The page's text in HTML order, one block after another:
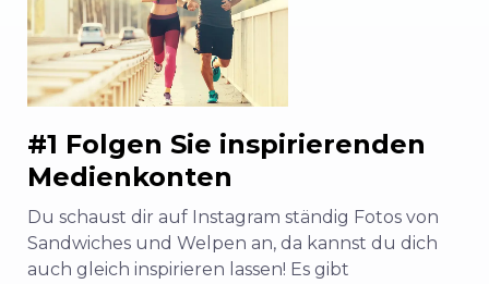
#1 Folgen Sie inspirierenden
Medienkonten
Du schaust dir auf Instagram ständig Fotos von
Sandwiches und Welpen an, da kannst du dich
auch gleich inspirieren lassen! Es gibt